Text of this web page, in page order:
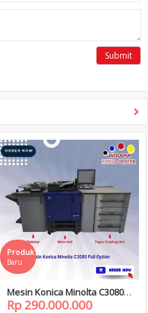
Submit
Mesin Konica Minolta C3080
Full Option
Produk
Baru
Rp 290.000.000